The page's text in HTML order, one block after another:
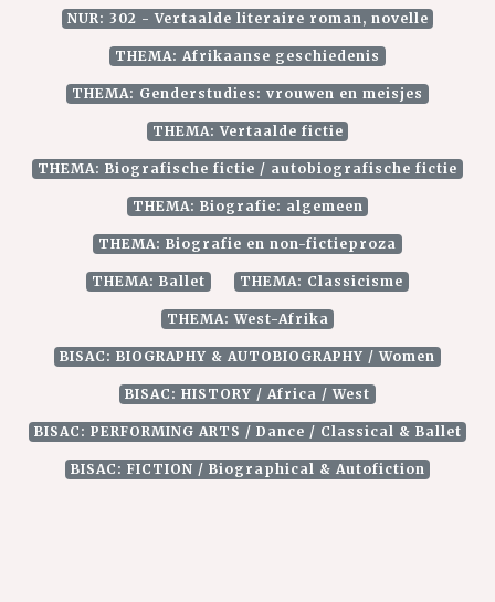
NUR: 302 - Vertaalde literaire roman, novelle
THEMA: Afrikaanse geschiedenis
THEMA: Genderstudies: vrouwen en meisjes
THEMA: Vertaalde fictie
THEMA: Biografische fictie / autobiografische fictie
THEMA: Biografie: algemeen
THEMA: Biografie en non-fictieproza
THEMA: Ballet THEMA: Classicisme
THEMA: West-Afrika
BISAC: BIOGRAPHY & AUTOBIOGRAPHY / Women
BISAC: HISTORY / Africa / West
BISAC: PERFORMING ARTS / Dance / Classical & Ballet
BISAC: FICTION / Biographical & Autofiction